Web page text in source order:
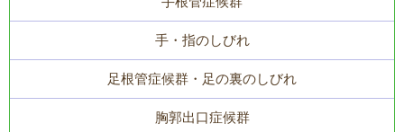
手・指のしびれ
足根管症候群・足の裏のしびれ
胸郭出口症候群